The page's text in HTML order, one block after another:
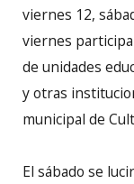
viernes 12,
viernes
de unidades
y otras
municipal de
El sábado se